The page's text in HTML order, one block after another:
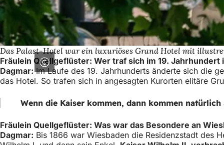
Das Palast-Hotel war ein luxuriöses Grand Hotel mit
Fräulein Quellgeflüster: Wer traf sich im 19.
Dagmar:Im Laufe des 19. Jahrhunderts änderte sich die
das Hotel. So trafen sich in angesagten Kurorten elitäre
Wenn die Kaiser kommen, dann kommen
Fräulein Quellgeflüster: Was war das Besondere an
Dagmar: Bis 1866 war Wiesbaden die Residenzstadt des